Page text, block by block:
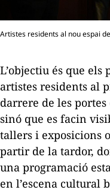
Artistes residents al nou espai
L’objectiu és que els
artistes residents al
darrere de les
sinó que es facin
tallers i exposicions
partir de la tardor,
una programació
en l’escena cultural